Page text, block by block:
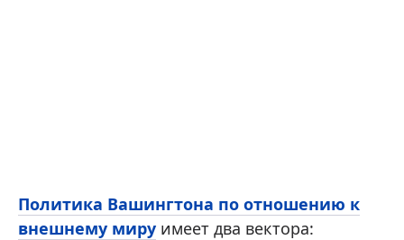
Политика Вашингтона по отношению к
внешнему миру имеет два вектора: